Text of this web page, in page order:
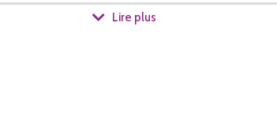
juste avant leur distribution afin de garder
à la ferme je serai disponible pour échanger
Lire plus